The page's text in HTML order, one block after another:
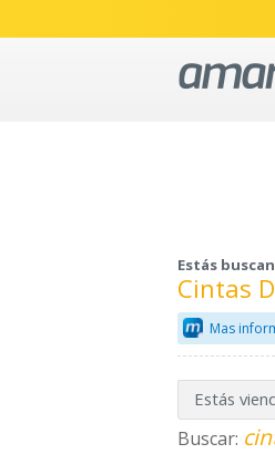
Estás
Cintas
Mas
Estás
Buscar: